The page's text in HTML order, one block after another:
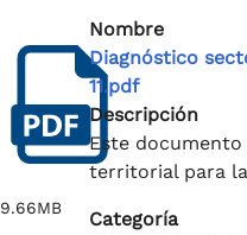
9.66MB
Nombre
Diagnóstico
11.pdf
Descripción
Este
territorial para la
Categoría